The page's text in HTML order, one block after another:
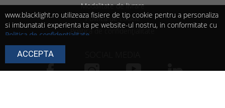
Modalitate de livrare
Politica de cookie
Politica de confidențialitate
www.blacklight.ro utilizeaza fisiere de tip cookie pentru a personaliza
si imbunatati experienta ta pe website-ul nostru, in conformitate cu
Politica de confidențialitate
Continuarea navigarii presupune ca esti de acord cu utilizarea
cookie-urilor de catre noi!
Poti modifica in orice moment setarile acestor fisiere cookie urmand
ACCEPTA